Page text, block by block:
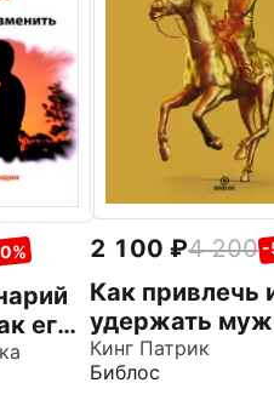
его
для
2 100 4 200 -
Как привлечь
удержать
своей мечты.
Мужской
Кинг Патрик
Библос